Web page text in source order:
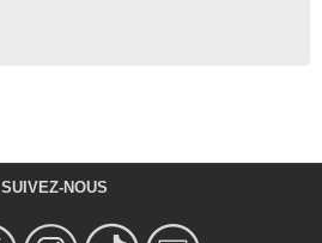
SUIVEZ-NOUS